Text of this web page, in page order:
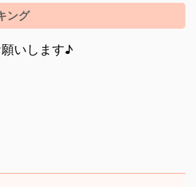
ング
いします♪